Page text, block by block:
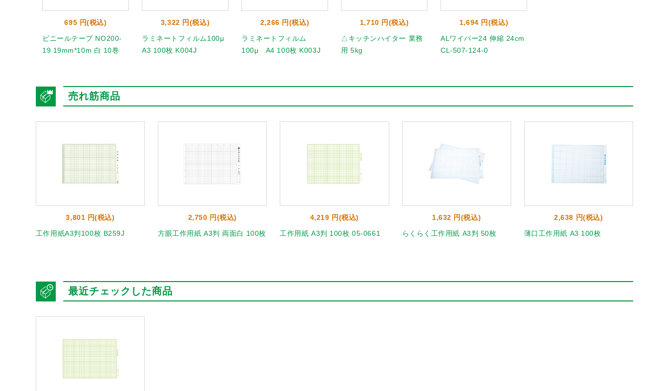
695 円(税込)
ビニールテープ NO200-
19 19mm*10m 白 10巻
3,322 円(税込)
ラミネートフィルム100μ
A3 100枚 K004J
2,266 円(税込)
ラミネートフィルム
100μ A4 100枚 K003J
1,710 円(税込)
△キッチンハイター 業務
用 5kg
1,694 円(税込)
ALワイパー24 伸縮 24cm
CL-507-124-0
売れ筋商品
3,801 円(税込)
工作用紙A3判100枚 B259J
2,750 円(税込)
方眼工作用紙 A3判 両面白 100枚
4,219 円(税込)
工作用紙 A3判 100枚 05-0661
1,632 円(税込)
らくらく工作用紙 A3判 50枚
2,638 円(税込)
薄口工作用紙 A3 100枚
最近チェックした商品